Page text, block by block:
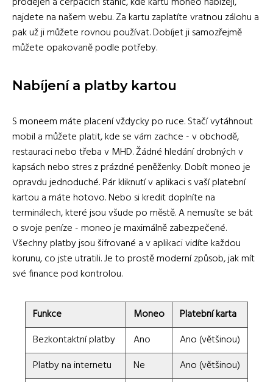
najdete na našem webu. Za kartu zaplatíte vratnou zálohu a
pak už ji můžete rovnou používat. Dobíjet ji samozřejmě
můžete opakovaně podle potřeby.
Nabíjení a platby kartou
S moneem máte placení vždycky po ruce. Stačí vytáhnout
mobil a můžete platit, kde se vám zachce - v obchodě,
restauraci nebo třeba v MHD. Žádné hledání drobných v
kapsách nebo stres z prázdné peněženky. Dobít moneo je
opravdu jednoduché. Pár kliknutí v aplikaci s vaší platební
kartou a máte hotovo. Nebo si kredit doplníte na
terminálech, které jsou všude po městě. A nemusíte se bát
o svoje peníze - moneo je maximálně zabezpečené.
Všechny platby jsou šifrované a v aplikaci vidíte každou
korunu, co jste utratili. Je to prostě moderní způsob, jak mít
své finance pod kontrolou.
Funkce Moneo
Platební karta
Bezkontaktní platby
Ano
Ano (většinou)
Platby na internetu
Ne
Ano (většinou)